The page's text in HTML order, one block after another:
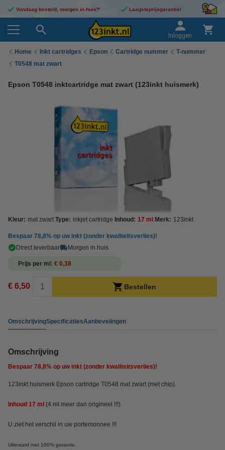
Vandaag besteld, morgen in huis!* Laagsteprijsgarantie!
Inloggen
Home Inkt cartridges Epson Cartridge nummer
T-nummer
T0548 mat zwart
Epson T0548 inktcartridge mat zwart (123inkt huismerk)
Kleur: mat zwart Type: inkjet cartridge Inhoud: 17 ml Merk: 123inkt
Bespaar 78,8% op uw inkt (zonder kwaliteitsverlies)!
Direct leverbaar
Morgen in huis
Prijs per ml € 0,38
€ 6,50 Bestellen
OmschrijvingSpecificatiesAanbevelingen
Omschrijving
Bespaar 78,8% op uw inkt (zonder kwaliteitsverlies)!
123inkt huismerk Epson cartridge T0548 mat zwart (met chip).
Inhoud 17 ml (4 ml meer dan origineel !!!)
U ziet het verschil in uw portemonnee !!!
Uiteraard met 100% garantie.